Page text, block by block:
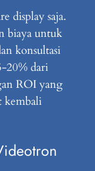
display saja.
biaya untuk
konsultasi
20% dari
ROI yang
kembali